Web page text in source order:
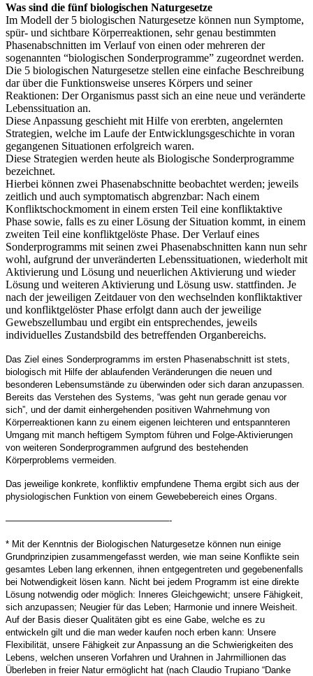
Was sind die fünf biologischen Naturgesetze
Im Modell der 5 biologischen Naturgesetze können nun Symptome,
spür- und sichtbare Körperreaktionen, sehr genau bestimmten
Phasenabschnitten im Verlauf von einen oder mehreren der
sogenannten “biologischen Sonderprogramme” zugeordnet werden.
Die 5 biologischen Naturgesetze stellen eine einfache Beschreibung
dar über die Funktionsweise unseres Körpers und seiner
Reaktionen: Der Organismus passt sich an eine neue und veränderte
Lebenssituation an.
Diese Anpassung geschieht mit Hilfe von ererbten, angelernten
Strategien, welche im Laufe der Entwicklungsgeschichte in voran
gegangenen Situationen erfolgreich waren.
Diese Strategien werden heute als Biologische Sonderprogramme
bezeichnet.
Hierbei können zwei Phasenabschnitte beobachtet werden; jeweils
zeitlich und auch symptomatisch abgrenzbar: Nach einem
Konfliktschockmoment in einem ersten Teil eine konfliktaktive
Phase sowie, falls es zu einer Lösung der Situation kommt, in einem
zweiten Teil eine konfliktgelöste Phase. Der Verlauf eines
Sonderprogramms mit seinen zwei Phasenabschnitten kann nun sehr
wohl, aufgrund der unveränderten Lebenssituationen, wiederholt mit
Aktivierung und Lösung und neuerlichen Aktivierung und wieder
Lösung und weiteren Aktivierung und Lösung usw. stattfinden. Je
nach der jeweiligen Zeitdauer von den wechselnden konfliktaktiver
und konfliktgelöster Phase erfolgt dann auch der jeweilige
Gewebszellumbau und ergibt ein entsprechendes, jeweils
individuelles Zustandsbild des betreffenden Organbereichs.
Das Ziel eines Sonderprogramms im ersten Phasenabschnitt ist stets,
biologisch mit Hilfe der ablaufenden Veränderungen die neuen und
besonderen Lebensumstände zu überwinden oder sich daran anzupassen.
Bereits das Verstehen des Systems, “was geht nun gerade genau vor
sich”, und der damit einhergehenden positiven Wahrnehmung von
Körperreaktionen kann zu einem eigenen leichteren und entspannteren
Umgang mit manch heftigem Symptom führen und Folge-Aktivierungen
von weiteren Sonderprogrammen aufgrund des bestehenden
Körperproblems vermeiden.
Das jeweilige konkrete, konfliktiv empfundene Thema ergibt sich aus der
physiologischen Funktion von einem Gewebebereich eines Organs.
——————————————————-
* Mit der Kenntnis der Biologischen Naturgesetze können nun einige
Grundprinzipien zusammengefasst werden, wie man seine Konﬂikte sein
gesamtes Leben lang erkennen, ihnen entgegentreten und gegebenenfalls
bei Notwendigkeit lösen kann. Nicht bei jedem Programm ist eine direkte
Lösung notwendig oder möglich: Inneres Gleichgewicht; unsere Fähigkeit,
sich anzupassen; Neugier für das Leben; Harmonie und innere Weisheit.
Auf der Basis dieser Qualitäten gibt es eine Gabe, welche es zu
entwickeln gilt und die man weder kaufen noch erben kann: Unsere
Flexibilität, unsere Fähigkeit zur Anpassung an die Schwierigkeiten des
Lebens, welchen unseren Vorfahren und Urahnen in Jahrmillionen das
Überleben in freier Natur ermöglicht hat (nach Claudio Trupiano “Danke